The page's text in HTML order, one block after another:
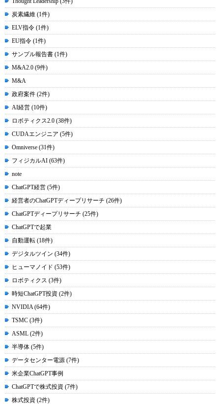
炭素繊維 (1件)
ELV指令 (1件)
EU指令 (1件)
サンプル報告書 (1件)
M&A2.0 (9件)
M&A
政府案件 (2件)
AI経営 (10件)
ロボティクス2.0 (38件)
CUDAエンジニア (5件)
Omniverse (31件)
フィジカルAI (63件)
note
ChatGPT経営 (5件)
経営者のChatGPTディープリサーチ (26件)
ChatGPTディープリサーチ (25件)
ChatGPTで起業
自動運転 (18件)
デジタルツイン (34件)
ヒューマノイド (53件)
ロボティクス (3件)
時短ChatGPT投資 (2件)
NVIDIA (64件)
TSMC (3件)
ASML (2件)
半導体 (5件)
データセンター電源 (7件)
米企業ChatGPT事例
ChatGPTで株式投資 (7件)
株式投資 (2件)